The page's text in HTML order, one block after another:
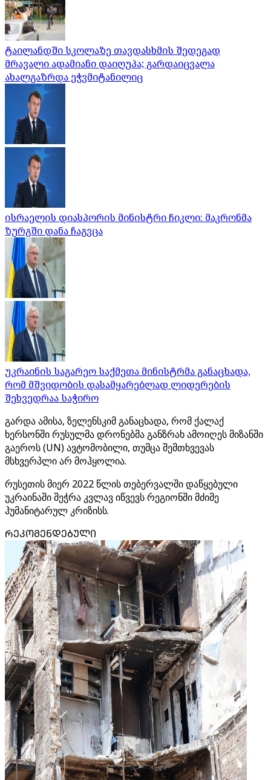
ტაილანდში სკოლაზე თავდასხმის შედეგად
მრავალი ადამიანი დაიღუპა; გარდაიცვალა
ახალგაზრდა ეჭვმიტანილიც
ისრაელის დიასპორის მინისტრი ჩიკლი: მაკრონმა
ზურგში დანა ჩაგვცა
უკრაინის საგარეო საქმეთა მინისტრმა განაცხადა,
რომ მშვიდობის დასამყარებლად ლიდერების
შეხვედრაა საჭირო
გარდა ამისა, ზელენსკიმ განაცხადა, რომ ქალაქ
ხერსონში რუსულმა დრონებმა განზრახ ამოიღეს მიზანში
გაეროს (UN) ავტომობილი, თუმცა შემთხვევას
მსხვერპლი არ მოჰყოლია.
რუსეთის მიერ 2022 წლის თებერვალში დაწყებული
უკრაინაში შეჭრა კვლავ იწვევს რეგიონში მძიმე
ჰუმანიტარულ კრიზისს.
ᲠᲔᲙᲝᲛᲔᲜᲓᲔᲑᲣᲚᲘ